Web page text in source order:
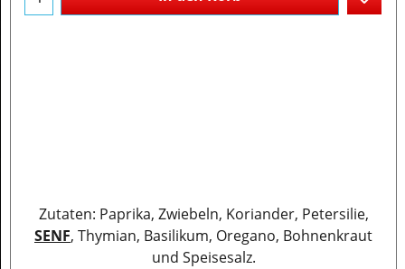
Zutaten: Paprika, Zwiebeln, Koriander, Petersilie,
SENF, Thymian, Basilikum, Oregano, Bohnenkraut
und Speisesalz.